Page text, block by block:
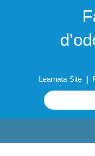
Learnata Site |